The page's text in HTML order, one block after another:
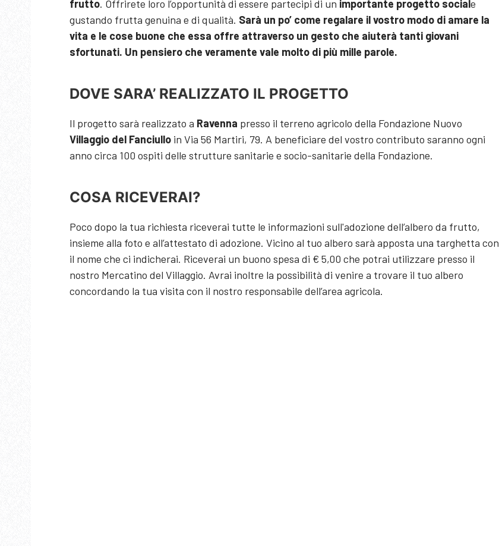
frutto. Offrirete loro l’opportunità di essere partecipi di un importante progetto sociale
gustando frutta genuina e di qualità. Sarà un po’ come regalare il vostro modo di amare la
vita e le cose buone che essa offre attraverso un gesto che aiuterà tanti giovani
sfortunati. Un pensiero che veramente vale molto di più mille parole.
DOVE SARA’ REALIZZATO IL PROGETTO
Il progetto sarà realizzato a Ravenna presso il terreno agricolo della Fondazione Nuovo
Villaggio del Fanciullo in Via 56 Martiri, 79. A beneficiare del vostro contributo saranno ogni
anno circa 100 ospiti delle strutture sanitarie e socio-sanitarie della Fondazione.
COSA RICEVERAI?
Poco dopo la tua richiesta riceverai tutte le informazioni sull'adozione dell’albero da frutto,
insieme alla foto e all’attestato di adozione. Vicino al tuo albero sarà apposta una targhetta con
il nome che ci indicherai. Riceverai un buono spesa di € 5,00 che potrai utilizzare presso il
nostro Mercatino del Villaggio. Avrai inoltre la possibilità di venire a trovare il tuo albero
concordando la tua visita con il nostro responsabile dell’area agricola.